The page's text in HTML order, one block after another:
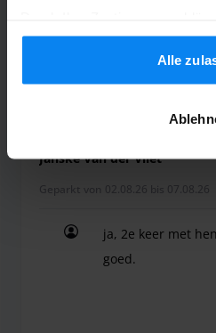
Verwendung von Cookies
Land einverstanden, können
jederzeit anpassen. Alle
Alle
Shuttle-Service (nicht überdacht)
Janske Van der Vliet
Geparkt von 02.08.26 bis 07.08.26
ja, 2e keer met
goed.